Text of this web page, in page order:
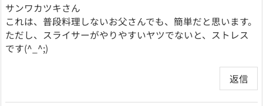
サンワカツキさん
これは、普段料理しないお父さんでも、簡単だと思います。
ただし、スライサーがやりやすいヤツでないと、ストレス
です(^_^;)
返信